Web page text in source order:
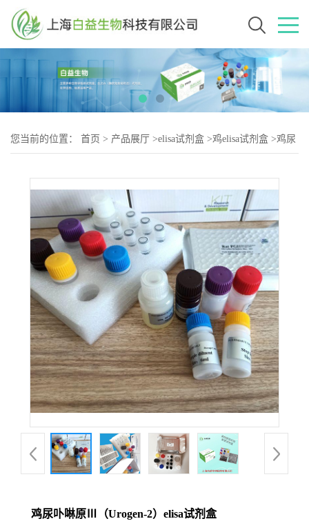
您当前的位置： 首页 > 产品展厅 >elisa试剂盒 >鸡elisa试剂盒 >鸡尿
鸡尿卟啉原Ⅲ（Urogen-2）elisa试剂盒